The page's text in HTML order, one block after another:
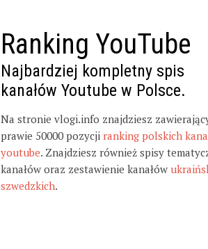
Ranking YouTube
Najbardziej kompletny spis
kanałów Youtube w Polsce.
Na stronie vlogi.info znajdziesz
prawie 50000 pozycji ranking polskich
youtube. Znajdziesz również spisy
kanałów oraz zestawienie kanałów
szwedzkich.